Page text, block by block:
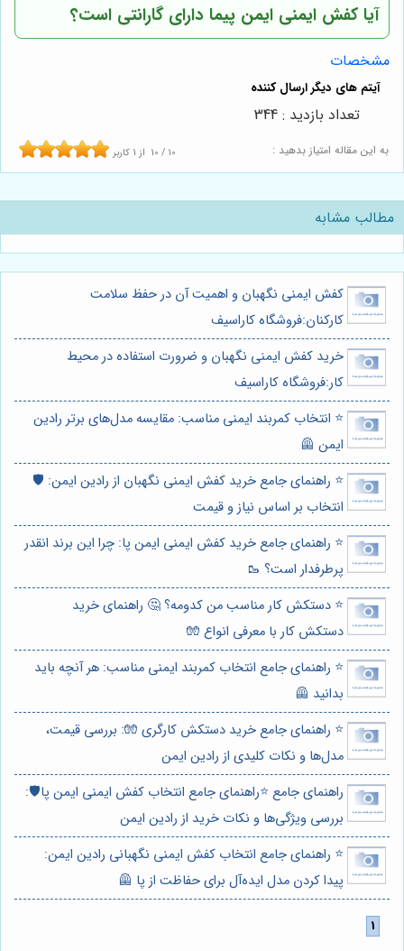
آیا کفش ایمنی ایمن پیما دارای گارانتی است؟
مشخصات
به این مقاله امتیاز بدهید : 10 / 10 از 1 کاربر
تعداد بازدید : 344
مطالب مشابه
کفش ایمنی نگهبان و اهمیت آن در حفظ سلامت
کارکنان:فروشگاه کاراسیف
خرید کفش ایمنی نگهبان و ضرورت استفاده در محیط
کار:فروشگاه کاراسیف
⭐️ انتخاب کمربند ایمنی مناسب: مقایسه مدل‌های برتر رادین
ایمن 🦺
⭐️ راهنمای جامع خرید کفش ایمنی نگهبان از رادین ایمن: 🛡️
انتخاب بر اساس نیاز و قیمت
⭐️ راهنمای جامع خرید کفش ایمنی ایمن پا: چرا این برند انقدر
پرطرفدار است؟ 🥾
⭐️ دستکش کار مناسب من کدومه؟ 🤔 راهنمای خرید
دستکش کار با معرفی انواع 🧤
⭐️ راهنمای جامع انتخاب کمربند ایمنی مناسب: هر آنچه باید
بدانید 🦺
⭐️ راهنمای جامع خرید دستکش کارگری 🧤: بررسی قیمت،
مدل‌ها و نکات کلیدی از رادین ایمن
راهنمای جامع ⭐️راهنمای جامع انتخاب کفش ایمنی ایمن پا🛡️:
بررسی ویژگی‌ها و نکات خرید از رادین ایمن
⭐️ راهنمای جامع انتخاب کفش ایمنی نگهبانی رادین ایمن:
پیدا کردن مدل ایده‌آل برای حفاظت از پا 🦺